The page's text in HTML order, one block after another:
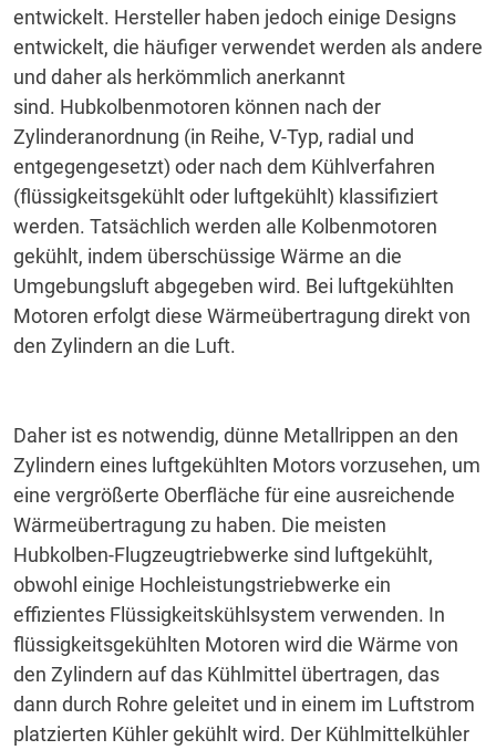
entwickelt. Hersteller haben jedoch einige Designs
entwickelt, die häufiger verwendet werden als andere
und daher als herkömmlich anerkannt
sind. Hubkolbenmotoren können nach der
Zylinderanordnung (in Reihe, V-Typ, radial und
entgegengesetzt) ​​oder nach dem Kühlverfahren
(flüssigkeitsgekühlt oder luftgekühlt) klassifiziert
werden. Tatsächlich werden alle Kolbenmotoren
gekühlt, indem überschüssige Wärme an die
Umgebungsluft abgegeben wird. Bei luftgekühlten
Motoren erfolgt diese Wärmeübertragung direkt von
den Zylindern an die Luft.
Daher ist es notwendig, dünne Metallrippen an den
Zylindern eines luftgekühlten Motors vorzusehen, um
eine vergrößerte Oberfläche für eine ausreichende
Wärmeübertragung zu haben. Die meisten
Hubkolben-Flugzeugtriebwerke sind luftgekühlt,
obwohl einige Hochleistungstriebwerke ein
effizientes Flüssigkeitskühlsystem verwenden. In
flüssigkeitsgekühlten Motoren wird die Wärme von
den Zylindern auf das Kühlmittel übertragen, das
dann durch Rohre geleitet und in einem im Luftstrom
platzierten Kühler gekühlt wird. Der Kühlmittelkühler